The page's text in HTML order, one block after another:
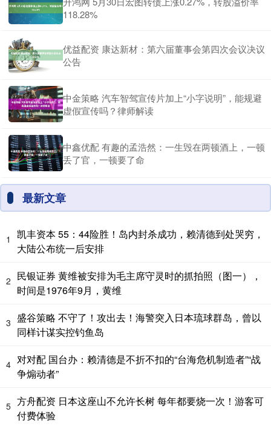
118.28%
优益配资 康达新材：第六届董事会第四次会议决议
公告
中金策略 汽车智驾宣传片加上“小字说明”，能规避
虚假宣传吗？律师解读
中鑫优配 有趣的孟浩然：一生毁在两顿酒上，一顿
丢了官，一顿要了命
最新文章
1
凯丰资本 55：44险胜！岛内封杀成功，赖清德到处哭穷，
大陆公布统一后安排
2 民银证券 黄维被安排为毛主席守灵时的抓拍照（图一），
时间是1976年9月，黄维
3 盛谷策略 不守了！攻出去！海警突入日本琉球群岛，曾以
同样计谋实控钓鱼岛
4 对对配 国台办：赖清德是不折不扣的“台海危机制造者”“战
争煽动者”
5 方舟配资 日本这座山不允许长树 每年都要烧一次！游客可
付费体验